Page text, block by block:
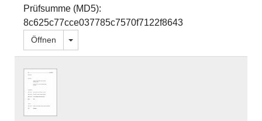
Prüfsumme (MD5):
8c625c77cce037785c7570f7122f8643
Öffnen Dropdown öffnen